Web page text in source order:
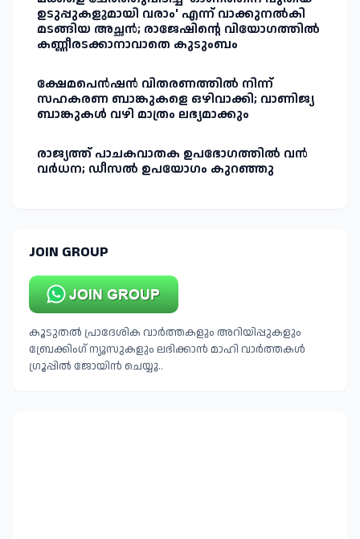
ഉടുപ്പുകളുമായി വരാം' എന്ന് വാക്കുനൽകി
മടങ്ങിയ അച്ഛൻ; രാജേഷിന്റെ വിയോഗത്തിൽ
കണ്ണീരടക്കാനാവാതെ കുടുംബം
ക്ഷേമപെൻഷൻ വിതരണത്തിൽ നിന്ന്
സഹകരണ ബാങ്കുകളെ ഒഴിവാക്കി; വാണിജ്യ
ബാങ്കുകൾ വഴി മാത്രം ലഭ്യമാക്കും
രാജ്യത്ത് പാചകവാതക ഉപഭോഗത്തിൽ വൻ
വർധന; ഡീസൽ ഉപയോഗം കുറഞ്ഞു
JOIN GROUP
കൂടുതൽ പ്രാദേശിക വാർത്തകളും അറിയിപ്പുകളും
ബ്രേക്കിംഗ് ന്യൂസുകളും ലഭിക്കാൻ മാഹി വാർത്തകൾ
ഗ്രൂപ്പിൽ ജോയിൻ ചെയ്യൂ..